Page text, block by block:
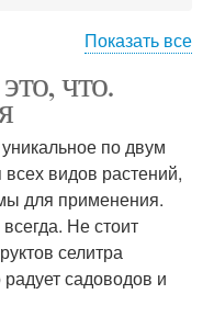
вредителей
Селитра от мочевины
Показать все
что.
по двум
видов растений,
для применения.
Не стоит
селитра
садоводов и